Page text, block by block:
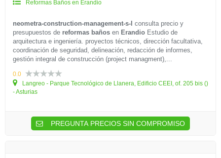
Reformas Baños en Erandio
neometra-construction-management-s-l consulta precio y
presupuestos de reformas baños en Erandio Estudio de
arquitectura e ingeniería. proyectos técnicos, dirección facultativa,
coordinación de seguridad, delineación, redacción de informes,
gestión integral de construcción (project managment),...
0.0
Langreo - Parque Tecnológico de Llanera, Edificio CEEI, of. 205 bis ()
- Asturias
PREGUNTA PRECIOS SIN COMPROMISO